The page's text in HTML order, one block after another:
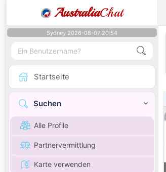
AustraliaChat
Sydney 2026-08-07 20:54
Startseite
Suchen
Alle Profile
Partnervermittlung
Karte verwenden